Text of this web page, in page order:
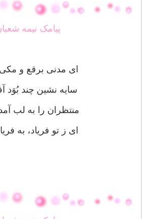
پیامک نیمه
ای مدنی برقع و
سایه نشین چند بُوَد
منتظران را به لب
ای ز تو فریاد، به